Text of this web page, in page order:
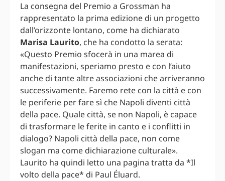
La consegna del Premio a Grossman ha
rappresentato la prima edizione di un progetto
dall’orizzonte lontano, come ha dichiarato
Marisa Laurito, che ha condotto la serata:
«Questo Premio sfocerà in una marea di
manifestazioni, speriamo presto e con l’aiuto
anche di tante altre associazioni che arriveranno
successivamente. Faremo rete con la città e con
le periferie per fare sì che Napoli diventi città
della pace. Quale città, se non Napoli, è capace
di trasformare le ferite in canto e i conflitti in
dialogo? Napoli città della pace, non come
slogan ma come dichiarazione culturale».
Laurito ha quindi letto una pagina tratta da *Il
volto della pace* di Paul Éluard.